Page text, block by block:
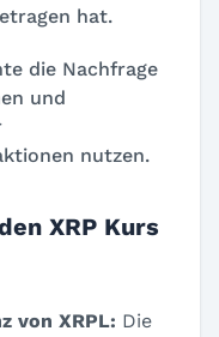
hat.
die Nachfrage
und
nutzen.
XRP Kurs
von XRPL: Die